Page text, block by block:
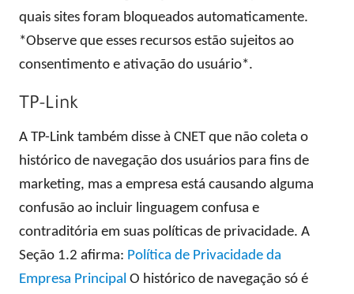
quais sites foram bloqueados automaticamente.
*Observe que esses recursos estão sujeitos ao
consentimento e ativação do usuário*.
TP-Link
A TP-Link também disse à CNET que não coleta o
histórico de navegação dos usuários para fins de
marketing, mas a empresa está causando alguma
confusão ao incluir linguagem confusa e
contraditória em suas políticas de privacidade. A
Seção 1.2 afirma: Política de Privacidade da
Empresa Principal O histórico de navegação só é